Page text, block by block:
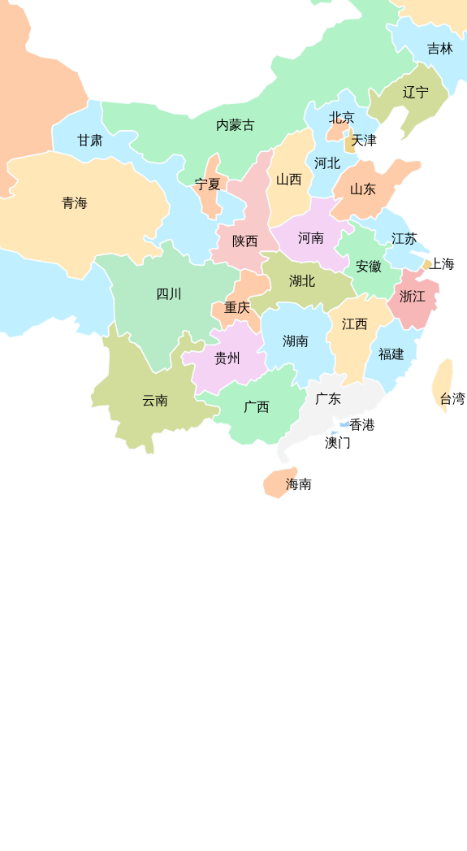
吉林
辽宁
河北
山东
江苏
浙江
安徽
河南
山西
陕西
甘肃
湖北
江西
福建
湖南
贵州
四川
云南
青海
海南
上海
重庆
天津
北京
内蒙古
广西
广东
宁夏
香港
台湾
澳门